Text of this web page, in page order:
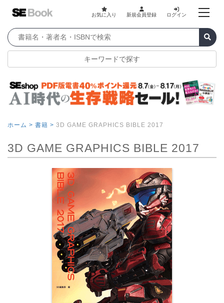
お気に入り 新規会員登録 ログイン
キーワードで探す
ホーム > 書籍 > 3D GAME GRAPHICS BIBLE 2017
3D GAME GRAPHICS BIBLE 2017